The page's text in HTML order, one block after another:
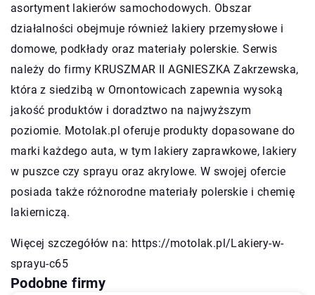
asortyment lakierów samochodowych. Obszar
działalności obejmuje również lakiery przemysłowe i
domowe, podkłady oraz materiały polerskie. Serwis
należy do firmy KRUSZMAR II AGNIESZKA Zakrzewska,
która z siedzibą w Ornontowicach zapewnia wysoką
jakość produktów i doradztwo na najwyższym
poziomie. Motolak.pl oferuje produkty dopasowane do
marki każdego auta, w tym lakiery zaprawkowe, lakiery
w puszce czy sprayu oraz akrylowe. W swojej ofercie
posiada także różnorodne materiały polerskie i chemię
lakierniczą.
Więcej szczegółów na: https://motolak.pl/Lakiery-w-
sprayu-c65
Podobne firmy